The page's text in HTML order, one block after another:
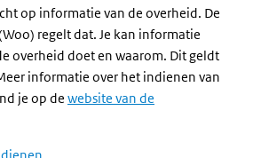
op informatie van de overheid. De
regelt dat. Je kan informatie
overheid doet en waarom. Dit geldt
informatie over het indienen van
je op de website van de